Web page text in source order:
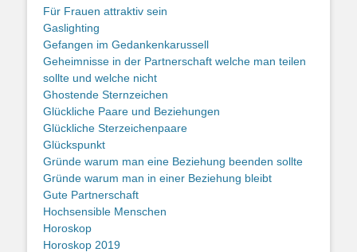
Für Frauen attraktiv sein
Gaslighting
Gefangen im Gedankenkarussell
Geheimnisse in der Partnerschaft welche man teilen
sollte und welche nicht
Ghostende Sternzeichen
Glückliche Paare und Beziehungen
Glückliche Sterzeichenpaare
Glückspunkt
Gründe warum man eine Beziehung beenden sollte
Gründe warum man in einer Beziehung bleibt
Gute Partnerschaft
Hochsensible Menschen
Horoskop
Horoskop 2019